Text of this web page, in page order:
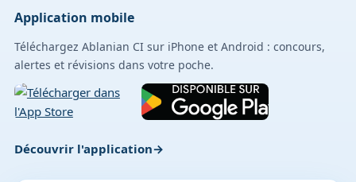
Application mobile
Téléchargez Ablanian CI sur iPhone et Android : concours,
alertes et révisions dans votre poche.
Découvrir l'application